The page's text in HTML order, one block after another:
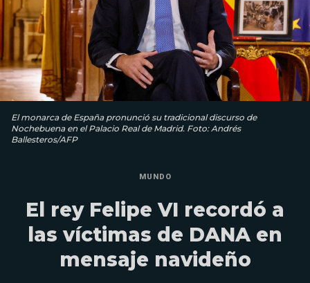
El monarca de España pronunció su tradicional discurso de
Nochebuena en el Palacio Real de Madrid. Foto: Andrés
Ballesteros/AFP
MUNDO
El rey Felipe VI recordó a
las víctimas de DANA en
mensaje navideño